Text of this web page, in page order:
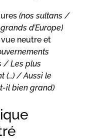
(nos sultans /
d’Europe)
neutre et
/ Les plus
(…) / Aussi le
il bien grand)